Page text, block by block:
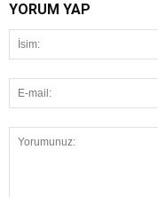
YORUM YAP